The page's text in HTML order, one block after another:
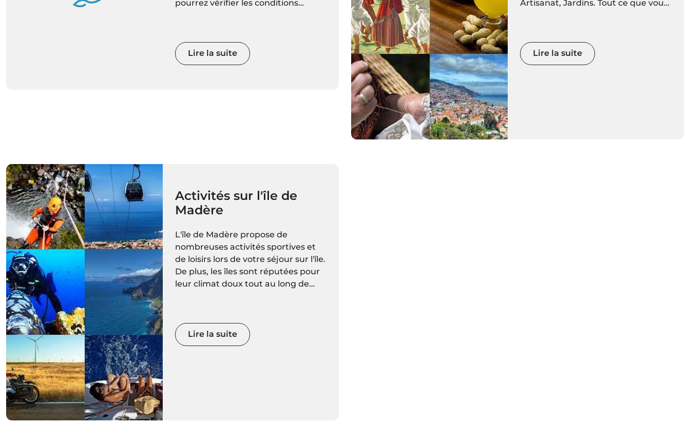
pourrez vérifier les conditions
localité mises à jour régulièrement.
Lire la suite
Artisanat, Jardins. Tout ce que vous
mouvements
Lire la suite
Activités sur l'île de
Madère
L'île de Madère propose de
nombreuses activités sportives et
de loisirs lors de votre séjour sur l'île.
De plus, les îles sont réputées pour
leur climat doux tout au long de
des espaces naturels aussi
diversifiés et magnifiques, vous
Lire la suite